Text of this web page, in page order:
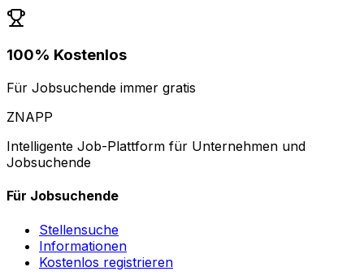
100% Kostenlos
Für Jobsuchende immer gratis
ZNAPP
Intelligente Job-Plattform für Unternehmen und
Jobsuchende
Für Jobsuchende
Stellensuche
Informationen
Kostenlos registrieren